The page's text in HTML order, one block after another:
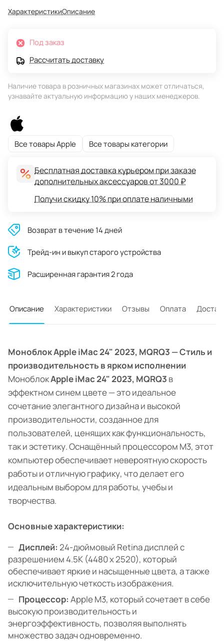
ХарактеристикиОписание
Под заказ
Рассчитать доставку
Наличие товара в розничных магазинах может отличаться,
узнавайте актуальную информацию у наших менеджеров.
Все товары Apple Все товары категории
Бесплатная доставка курьером при заказе
дополнительных аксессуаров от 3000 ₽
Получи скидку 10% при оплате наличными
Возврат в течение 14 дней
Трейд-ин и выкуп старого устройства
Расширенная гарантия 2 года
Описание Характеристики Отзывы Оплата
Моноблок Apple iMac 24" 2023, MQRQ3 — Стиль и
производительность в ярком исполнении
МоноблокApple iMac 24" 2023, MQRQ3 в
эффектном синем цвете — это идеальное
сочетание элегантного дизайна и высокой
производительности, созданное для
пользователей, ценящих как функциональность,
так и эстетику. Оснащённый процессором M3, этот
компьютер обеспечивает невероятную скорость
работы и отличную графику, что делает его
идеальным выбором для работы, учебы и
творчества.
Основные характеристики:
Дисплей: 24-дюймовый Retina дисплей с
разрешением 4.5K (4480 x 2520), который
обеспечивает яркие и насыщенные цвета, а также
исключительную четкость изображения.
Процессор: Apple M3, который сочетает в себе
высокую производительность и
энергоэффективность, позволяя выполнять
множество задач одновременно.